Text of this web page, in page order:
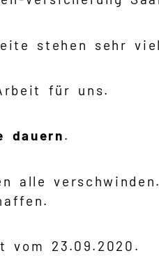
stehen sehr
für uns.
dauern.
alle verschwinden.
vom 23.09.2020.